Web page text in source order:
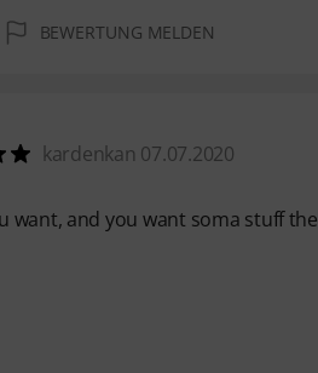
BEWERTUNG MELDEN
kardenkan 07.07.2020
want, and you want soma stuff